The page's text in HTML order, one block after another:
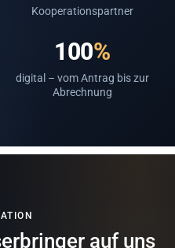
Kooperationspartner
100%
digital – vom Antrag bis zur
Abrechnung
auf uns